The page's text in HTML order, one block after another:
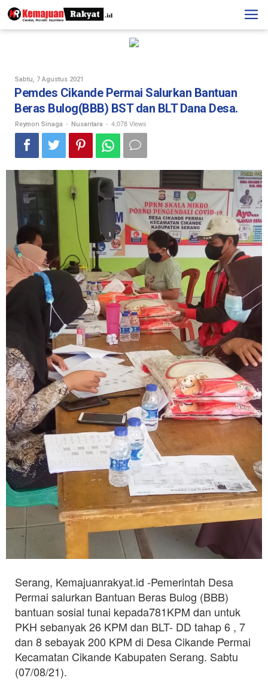
Skip
to
content
Sabtu, 7 Agustus 2021
Reymon
Sinaga
Pemdes Cikande Permai Salurkan Bantuan
Beras Bulog(BBB) BST dan BLT Dana Desa.
Reymon Sinaga - Nusantara - 4,078 Views
Serang, Kemajuanrakyat.id -Pemerintah Desa
Permai salurkan Bantuan Beras Bulog (BBB)
bantuan sosial tunai kepada781KPM dan untuk
PKH sebanyak 26 KPM dan BLT- DD tahap 6 , 7
dan 8 sebayak 200 KPM di Desa Cikande Permai
Kecamatan Cikande Kabupaten Serang. Sabtu
(07/08/21).